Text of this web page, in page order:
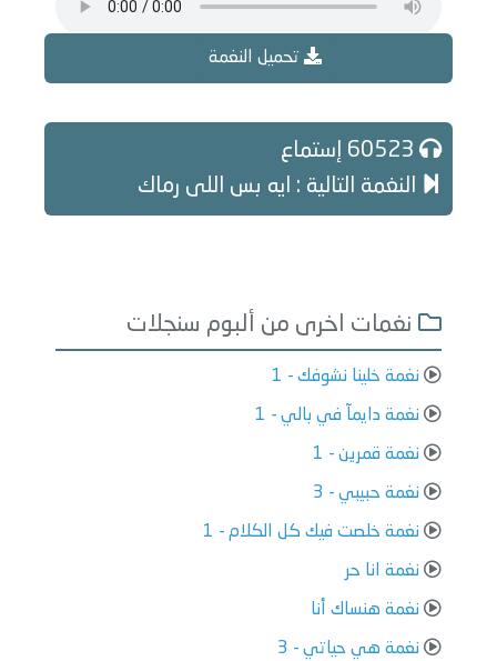
تحميل النغمة
النغمة التالية : ايه بس اللى رماك
نغمات اخرى من ألبوم سنجلات
نغمة خلينا نشوفك - 1
نغمة دايمآ في بالي - 1
نغمة قمرين - 1
نغمة حبيبي - 3
نغمة خلصت فيك كل الكلام - 1
نغمة انا حر
نغمة هنساك أنا
نغمة هي حياتي - 3